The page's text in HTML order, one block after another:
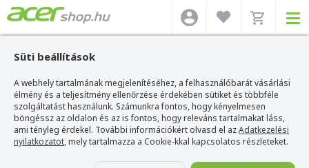
Süti beállítások
A webhely tartalmának megjelenítéséhez, a felhasználóbarát vásárlási
élmény és a teljesítmény ellenőrzése érdekében sütiket és többféle
szolgáltatást használunk. Számunkra fontos, hogy kényelmesen
böngéssz az oldalon és az is fontos, hogy releváns tartalmakat láss,
ami tényleg érdekel. További információkért olvasd el azAdatkezelési
nyilatkozatot, mely tartalmazza a Cookie-kkal kapcsolatos részleteket.